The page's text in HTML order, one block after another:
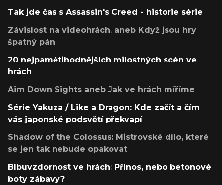
Tak jde čas s Assassin's Creed - historie série
Závislost na videohrách, aneb Když jsou hry
špatný pán
20 nejpamětihodnějších milostných scén ve
hrách
Aim Down Sights aneb Jak ve hrách míříme
Série Yakuza / Like a Dragon: Kde začít a čím
vás japonské podsvětí překvapí
Shadow of the Colossus: Mistrovské dílo, které
se jen tak nebude opakovat
Blbuvzdornost ve hrách: Přínos, nebo betonové
boty zábavy?